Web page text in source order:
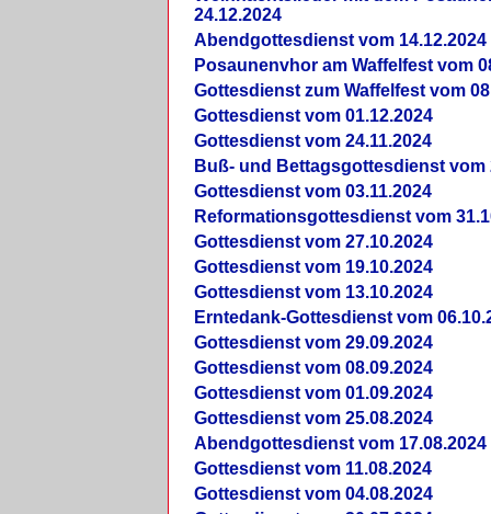
24.12.2024
Abendgottesdienst vom 14.12.2024
Posaunenvhor am Waffelfest vom
Gottesdienst zum Waffelfest vom
Gottesdienst vom 01.12.2024
Gottesdienst vom 24.11.2024
Buß- und Bettagsgottesdienst vom
Gottesdienst vom 03.11.2024
Reformationsgottesdienst vom
Gottesdienst vom 27.10.2024
Gottesdienst vom 19.10.2024
Gottesdienst vom 13.10.2024
Erntedank-Gottesdienst vom
Gottesdienst vom 29.09.2024
Gottesdienst vom 08.09.2024
Gottesdienst vom 01.09.2024
Gottesdienst vom 25.08.2024
Abendgottesdienst vom 17.08.2024
Gottesdienst vom 11.08.2024
Gottesdienst vom 04.08.2024